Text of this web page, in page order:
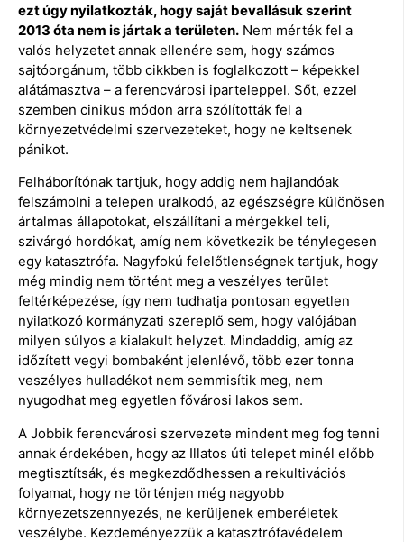
ezt úgy nyilatkozták, hogy saját bevallásuk szerint
2013 óta nem is jártak a területen. Nem mérték fel a
valós helyzetet annak ellenére sem, hogy számos
sajtóorgánum, több cikkben is foglalkozott – képekkel
alátámasztva – a ferencvárosi iparteleppel. Sőt, ezzel
szemben cinikus módon arra szólították fel a
környezetvédelmi szervezeteket, hogy ne keltsenek
pánikot.
Felháborítónak tartjuk, hogy addig nem hajlandóak
felszámolni a telepen uralkodó, az egészségre különösen
ártalmas állapotokat, elszállítani a mérgekkel teli,
szivárgó hordókat, amíg nem következik be ténylegesen
egy katasztrófa. Nagyfokú felelőtlenségnek tartjuk, hogy
még mindig nem történt meg a veszélyes terület
feltérképezése, így nem tudhatja pontosan egyetlen
nyilatkozó kormányzati szereplő sem, hogy valójában
milyen súlyos a kialakult helyzet. Mindaddig, amíg az
időzített vegyi bombaként jelenlévő, több ezer tonna
veszélyes hulladékot nem semmisítik meg, nem
nyugodhat meg egyetlen fővárosi lakos sem.
A Jobbik ferencvárosi szervezete mindent meg fog tenni
annak érdekében, hogy az Illatos úti telepet minél előbb
megtisztítsák, és megkezdődhessen a rekultivációs
folyamat, hogy ne történjen még nagyobb
környezetszennyezés, ne kerüljenek emberéletek
veszélybe. Kezdeményezzük a katasztrófavédelem